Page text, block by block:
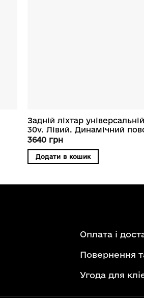
Задній ліхтар
30v. Лівий. Динамічний
3640 грн
Додати в кошик
Оплата і
Повернення
Угода для